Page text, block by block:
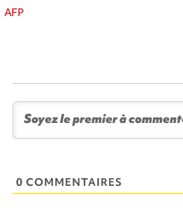
AFP
0 COMMENTAIRES